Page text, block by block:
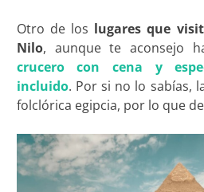
Otro de los lugaresque
Nilo, aunque te aconsejo
crucero con cena y
incluido. Por si no lo sabías,
folclórica egipcia, por lo que